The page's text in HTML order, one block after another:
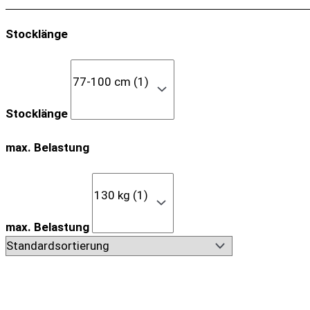
Stocklänge
Stocklänge
max. Belastung
max. Belastung